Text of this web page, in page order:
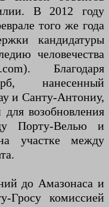
В 2012 году
того же года
кандидатуры
человечества
Благодаря
нанесенный
и Санту-Антониу,
возобновления
Порту-Велью и
участке между
до Амазонаса и
комиссией